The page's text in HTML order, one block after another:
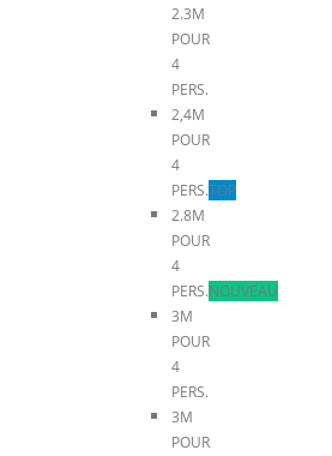
2.3M
POUR
4
PERS.
2,4M
POUR
4
PERS.TOP
2.8M
POUR
4
PERS.NOUVEAU
3M
POUR
4
PERS.
3M
POUR